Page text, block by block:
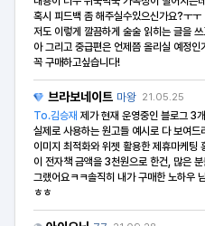
혹시 피드백 좀 해주실수있으신가요?ㅜㅜ
저도 이렇게 깔끔하게 술술 읽히는 글을
아 그리고 중급편은 언제쯤 올리실 예정인
꼭 구매하고싶습니다!
브라보네이트 마왕 21.05.25
To.김승재 제가 현재 운영중인 블로그 3
실제로 사용하는 원고들 예시로 다 보여
이미지 최적화와 위젯 활용한 제휴마케팅
이 전자책 금액을 3천원으로 한건, 많은
그랬어요ㅋㅋ솔직히 내가 구매한 노하우
ㅎㅎ